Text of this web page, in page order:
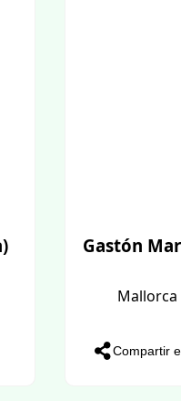
Gastón
Mallorca
Compartir